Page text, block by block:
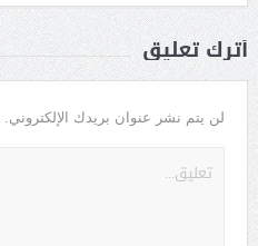
أترك تعليق
لن يتم نشر عنوان بريدك الإلكتروني.